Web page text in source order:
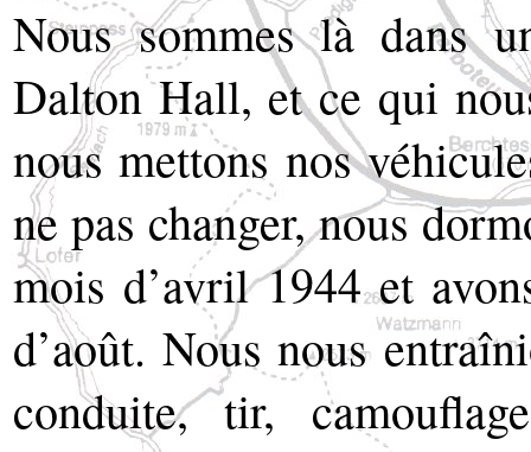
Nous sommes là dans
Dalton Hall, et ce qui
nous mettons nos
ne pas changer, nous
mois d’avril 1944 et
d’août. Nous nous
conduite, tir,